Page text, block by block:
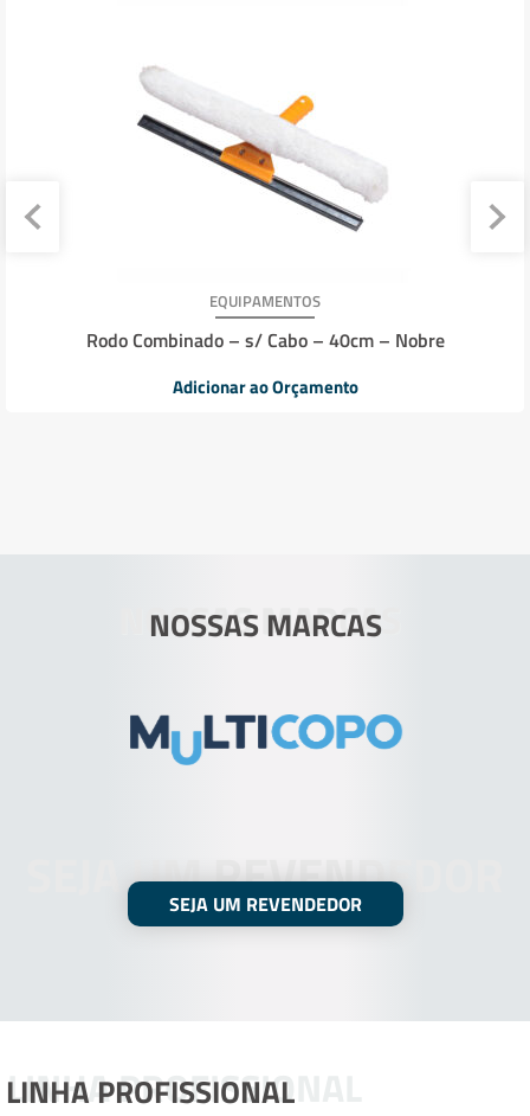
EQUIPAMENTOS
Rodo Combinado – s/ Cabo – 40cm – Nobre
Adicionar ao Orçamento
NOSSAS MARCAS
NOSSAS MARCAS
SEJA UM REVENDEDOR
SEJA UM REVENDEDOR
LINHA PROFISSIONAL
LINHA PROFISSIONAL